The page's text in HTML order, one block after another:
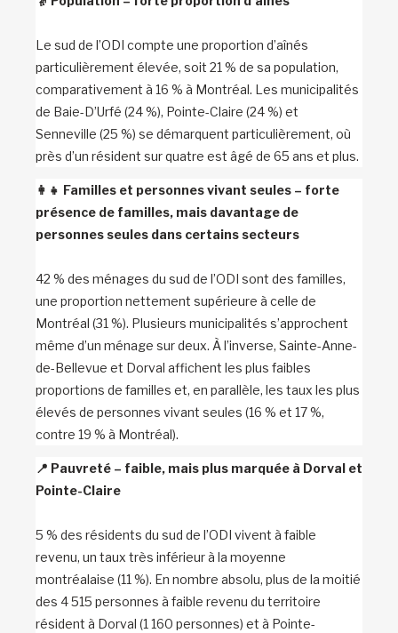
Le sud de l’ODI compte une proportion d’aînés
particulièrement élevée, soit 21 % de sa population,
comparativement à 16 % à Montréal. Les municipalités
de Baie-D’Urfé (24 %), Pointe-Claire (24 %) et
Senneville (25 %) se démarquent particulièrement, où
près d’un résident sur quatre est âgé de 65 ans et plus.
👩‍👧 Familles et personnes vivant seules – forte
présence de familles, mais davantage de
personnes seules dans certains secteurs
42 % des ménages du sud de l’ODI sont des familles,
une proportion nettement supérieure à celle de
Montréal (31 %). Plusieurs municipalités s’approchent
même d’un ménage sur deux. À l’inverse, Sainte-Anne-
de-Bellevue et Dorval affichent les plus faibles
proportions de familles et, en parallèle, les taux les plus
élevés de personnes vivant seules (16 % et 17 %,
contre 19 % à Montréal).
📍 Pauvreté – faible, mais plus marquée à Dorval et
Pointe-Claire
5 % des résidents du sud de l’ODI vivent à faible
revenu, un taux très inférieur à la moyenne
montréalaise (11 %). En nombre absolu, plus de la moitié
des 4 515 personnes à faible revenu du territoire
résident à Dorval (1 160 personnes) et à Pointe-